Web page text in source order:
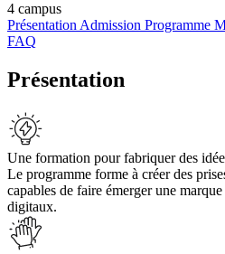
4 campus
PrésentationAdmission Programme
FAQ
Présentation
Une formation pour fabriquer des
Le programme forme à créer des
capables de faire émerger une
digitaux.